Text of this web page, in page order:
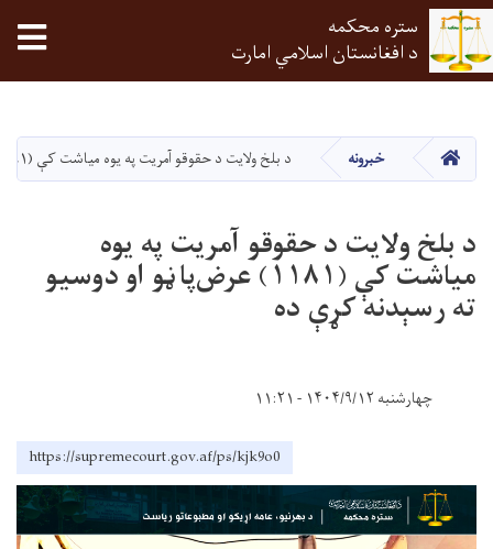
دانګل
ستره محکمه
د افغانستان اسلامي امارت
HOME خبرونه د بلخ ولایت د حقوقو آمریت په یوه میاشت کې (۱۱۸۱) عرض‌پاڼو او دوسيو ته رسېدنه کړې ده
د بلخ ولایت د حقوقو آمریت په یوه
میاشت کې (۱۱۸۱) عرض‌پاڼو او دوسيو
ته رسېدنه کړې ده
چهارشنبه ۱۴۰۴/۹/۱۲ - ۱۱:۲۱
https://supremecourt.gov.af/ps/kjk9o0